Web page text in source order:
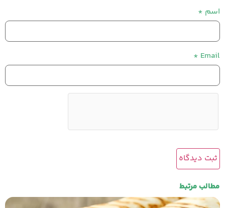
اسم *
Email
*
مطالب مرتبط